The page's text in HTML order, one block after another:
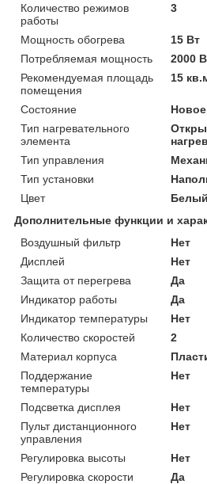
Количество режимов
работы
3
Мощность обогрева
15 Вт
Потребляемая мощность
2000
Рекомендуемая площадь
помещения
15
Состояние
Новое
Тип нагревательного
элемента
Тип управления
Тип установки
Цвет
Белый
Дополнительные функции и
Воздушный фильтр
Нет
Дисплей
Нет
Защита от перегрева
Да
Индикатор работы
Да
Индикатор температуры
Нет
Количество скоростей
2
Материал корпуса
Поддержание
температуры
Нет
Подсветка дисплея
Нет
Пульт дистанционного
управления
Нет
Регулировка высоты
Нет
Регулировка скорости
Да